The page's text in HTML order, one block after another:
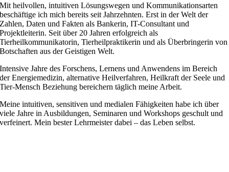
Mit heilvollen, intuitiven Lösungswegen und Kommunikationsarten
beschäftige ich mich bereits seit Jahrzehnten. Erst in der Welt der
Zahlen, Daten und Fakten als Bankerin, IT-Consultant und
Projektleiterin. Seit über 20 Jahren erfolgreich als
Tierheilkommunikatorin, Tierheilpraktikerin und als Überbringerin von
Botschaften aus der Geistigen Welt.
Intensive Jahre des Forschens, Lernens und Anwendens im Bereich
der Energiemedizin, alternative Heilverfahren, Heilkraft der Seele und
Tier-Mensch Beziehung bereichern täglich meine Arbeit.
Meine intuitiven, sensitiven und medialen Fähigkeiten habe ich über
viele Jahre in Ausbildungen, Seminaren und Workshops geschult und
verfeinert. Mein bester Lehrmeister dabei – das Leben selbst.